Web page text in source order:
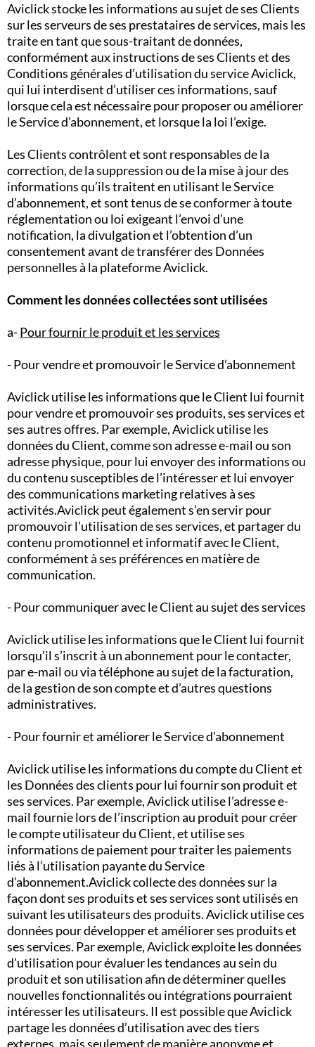
Aviclick stocke les informations au sujet de ses Clients
sur les serveurs de ses prestataires de services, mais les
traite en tant que sous-traitant de données,
conformément aux instructions de ses Clients et des
Conditions générales d’utilisation du service Aviclick,
qui lui interdisent d’utiliser ces informations, sauf
lorsque cela est nécessaire pour proposer ou améliorer
le Service d’abonnement, et lorsque la loi l’exige.
Les Clients contrôlent et sont responsables de la
correction, de la suppression ou de la mise à jour des
informations qu’ils traitent en utilisant le Service
d’abonnement, et sont tenus de se conformer à toute
réglementation ou loi exigeant l’envoi d’une
notification, la divulgation et l’obtention d’un
consentement avant de transférer des Données
personnelles à la plateforme Aviclick.
Comment les données collectées sont utilisées
a-Pour fournir le produit et les services
- Pour vendre et promouvoir le Service d’abonnement
Aviclick utilise les informations que le Client lui fournit
pour vendre et promouvoir ses produits, ses services et
ses autres offres. Par exemple, Aviclick utilise les
données du Client, comme son adresse e-mail ou son
adresse physique, pour lui envoyer des informations ou
du contenu susceptibles de l’intéresser et lui envoyer
des communications marketing relatives à ses
activités.Aviclick peut également s’en servir pour
promouvoir l’utilisation de ses services, et partager du
contenu promotionnel et informatif avec le Client,
conformément à ses préférences en matière de
communication.
- Pour communiquer avec le Client au sujet des services
Aviclick utilise les informations que le Client lui fournit
lorsqu’il s’inscrit à un abonnement pour le contacter,
par e-mail ou via téléphone au sujet de la facturation,
de la gestion de son compte et d’autres questions
administratives.
- Pour fournir et améliorer le Service d’abonnement
Aviclick utilise les informations du compte du Client et
les Données des clients pour lui fournir son produit et
ses services. Par exemple, Aviclick utilise l’adresse e-
mail fournie lors de l’inscription au produit pour créer
le compte utilisateur du Client, et utilise ses
informations de paiement pour traiter les paiements
liés à l’utilisation payante du Service
d’abonnement.Aviclick collecte des données sur la
façon dont ses produits et ses services sont utilisés en
suivant les utilisateurs des produits. Aviclick utilise ces
données pour développer et améliorer ses produits et
ses services. Par exemple, Aviclick exploite les données
d’utilisation pour évaluer les tendances au sein du
produit et son utilisation afin de déterminer quelles
nouvelles fonctionnalités ou intégrations pourraient
intéresser les utilisateurs. Il est possible que Aviclick
partage les données d’utilisation avec des tiers
externes, mais seulement de manière anonyme et